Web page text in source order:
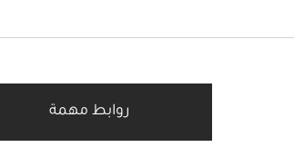
روابط مهمة